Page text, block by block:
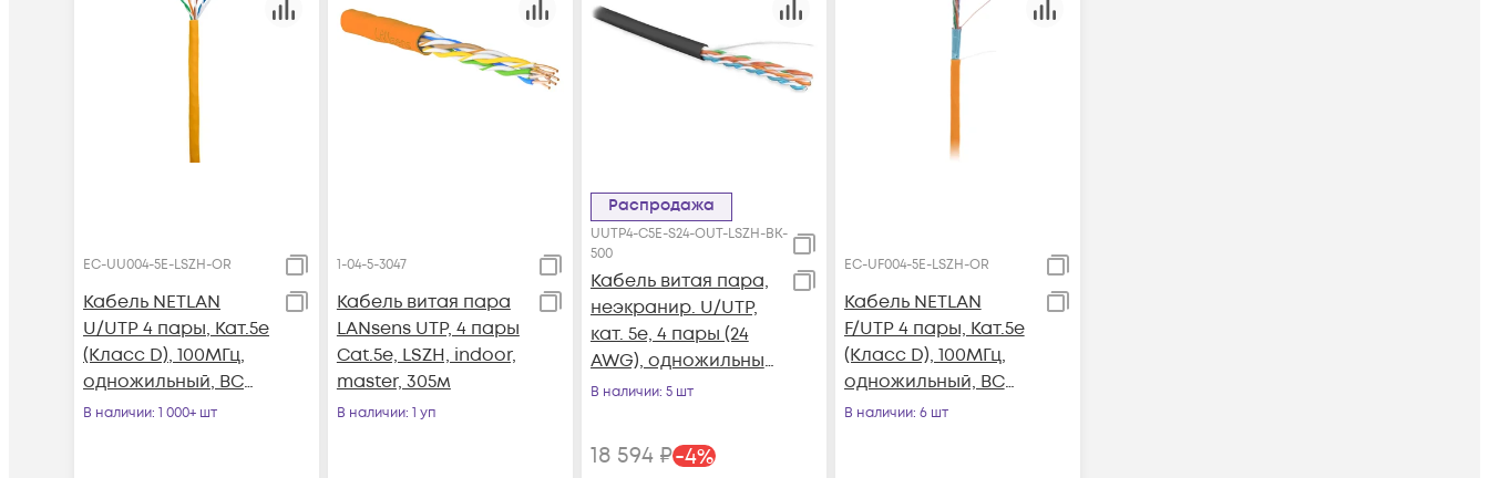
EC-UU004-5E-LSZH-OR
Кабель NETLAN
U/UTP 4 пары, Кат.5e
(Класс D), 100МГц,
одножильный, BC
(чистая медь),
В наличии: 1 000+ шт
1-04-5-3047
Кабель витая пара
LANsens UTP, 4 пары
Cat.5e, LSZH, indoor,
master, 305м
В наличии: 1 уп
Распродажа
UUTP4-C5E-S24-OUT-LSZH-BK-
500
Кабель витая пара,
неэкранир. U/UTP,
кат. 5e, 4 пары (24
AWG), одножильный
(solid), внешний,
+75°C, черный
В наличии: 5 шт
18 594₽-4%
EC-UF004-5E-LSZH-OR
Кабель NETLAN
F/UTP 4 пары, Кат.5e
(Класс D), 100МГц,
одножильный, BC
(чистая медь),
В наличии: 6 шт